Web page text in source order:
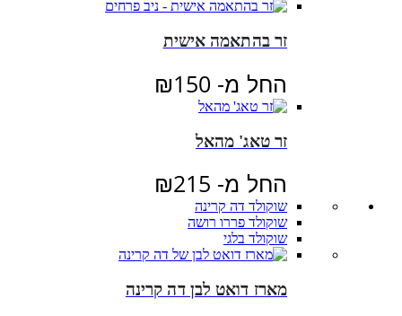
זר בהתאמה אישית
החל מ- ₪150
זר טאג' מהאל
החל מ- ₪215
שוקולד דה קרינה
שוקולד פררו רושה
שוקולד בלגי
מארז דואט לבן דה קרינה